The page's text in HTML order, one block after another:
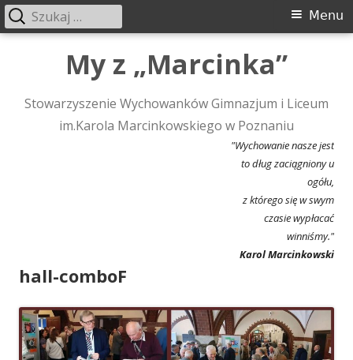
My z „Marcinka”
Stowarzyszenie Wychowanków Gimnazjum i Liceum
im.Karola Marcinkowskiego w Poznaniu
"Wychowanie nasze jest
to dług zaciągniony u
ogółu,
z którego się w swym
czasie wypłacać
winniśmy."
Karol Marcinkowski
Menu
główne
Menu
Szukaj:
hall-comboF